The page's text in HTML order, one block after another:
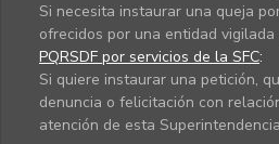
Si necesita instaurar una queja
ofrecidos por una entidad vigilada
PQRSDF por servicios de la SFC:
Si quiere instaurar una petición,
denuncia o felicitación con
atención de esta